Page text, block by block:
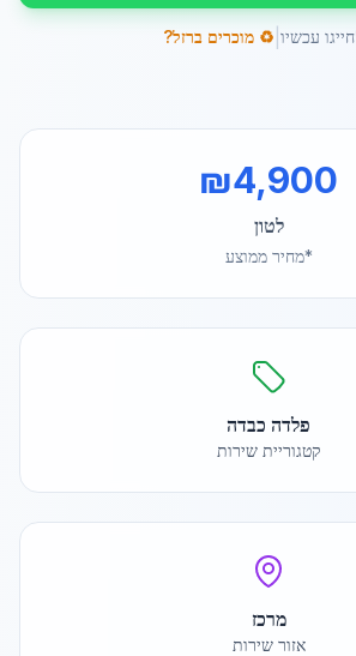
חייגו עכשיו ♻️ מוכרים ברזל?
₪4,900
לטון
*מחיר ממוצע
פלדה כבדה
קטגוריית שירות
מרכז
אזור שירות